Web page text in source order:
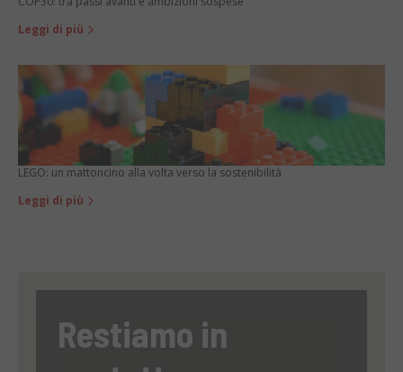
Leggi di più
LEGO: un mattoncino alla volta verso la sostenibilità
Leggi di più
Restiamo in